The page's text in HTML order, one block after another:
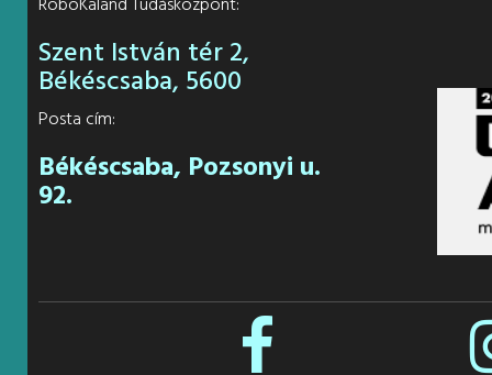
Szent István tér 2,
Békéscsaba, 5600
Posta cím:
Békéscsaba, Pozsonyi u.
92.